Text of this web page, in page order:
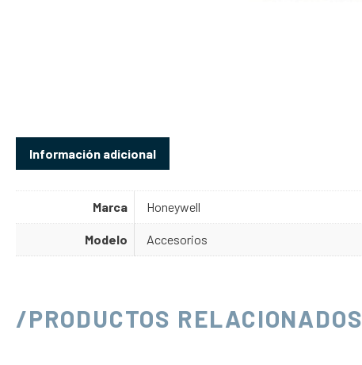
Información adicional
Marca Honeywell
Modelo Accesorios
/PRODUCTOS RELACIONADOS